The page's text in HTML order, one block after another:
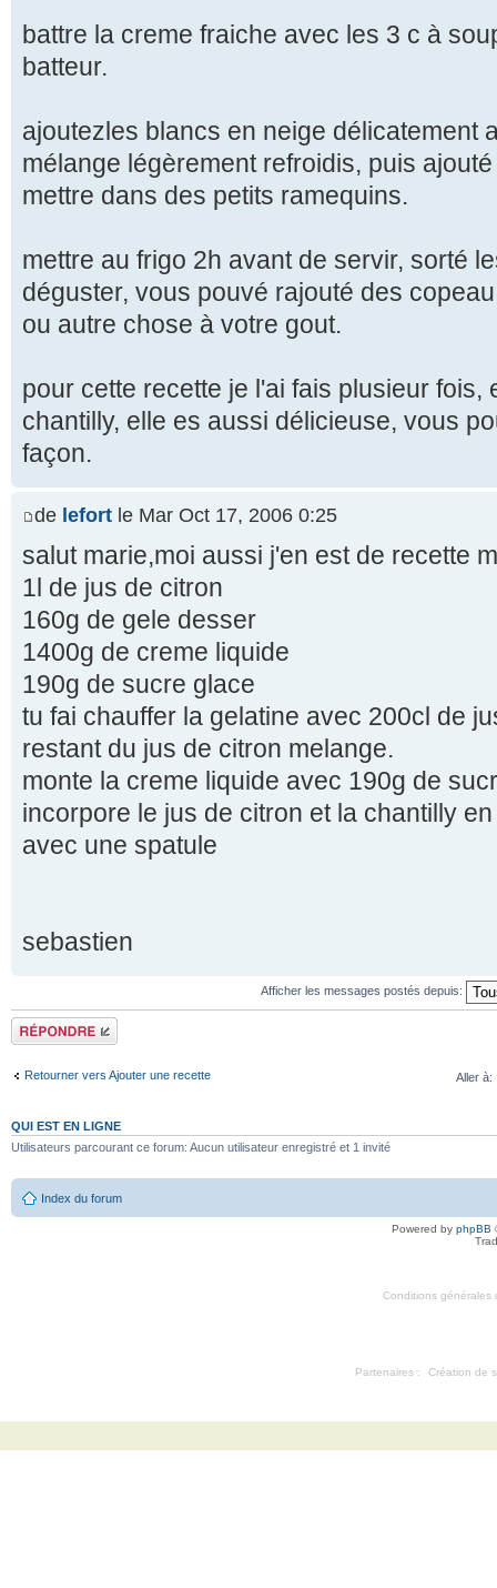
battre la creme fraiche avec les 3 c à
batteur.
ajoutezles blancs en neige délicatement
mélange légèrement refroidis, puis
mettre dans des petits ramequins.
mettre au frigo 2h avant de servir, sorté
déguster, vous pouvé rajouté des
ou autre chose à votre gout.
pour cette recette je l'ai fais plusieur fois,
chantilly, elle es aussi délicieuse, vous
façon.
de lefort le Mar Oct 17, 2006 0:25
salut marie,moi aussi j'en est de recette
1l de jus de citron
160g de gele desser
1400g de creme liquide
190g de sucre glace
tu fai chauffer la gelatine avec 200cl de
restant du jus de citron melange.
monte la creme liquide avec 190g de
incorpore le jus de citron et la chantilly
avec une spatule
sebastien
Afficher les messages postés depuis:
Répondre
Retourner vers Ajouter une recette Aller à:
QUI EST EN LIGNE
Utilisateurs parcourant ce forum: Aucun utilisateur enregistré et 1 invité
Index du forum
Powered by phpBB
Conditions générales
Partenaires : Création de